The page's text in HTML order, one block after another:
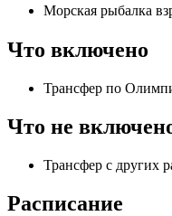
Морская рыбалка
Что включено
Трансфер по
Что не
Трансфер с других
Расписание